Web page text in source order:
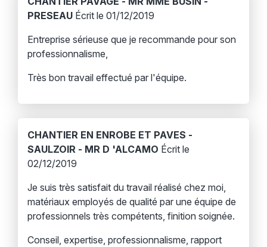
PRESEAU Écrit le 01/12/2019
Entreprise sérieuse que je recommande pour son
professionnalisme,
Très bon travail effectué par l'équipe.
CHANTIER EN ENROBE ET PAVES -
SAULZOIR - MR D 'ALCAMO Écrit le
02/12/2019
Je suis très satisfait du travail réalisé chez moi,
matériaux employés de qualité par une équipe de
professionnels très compétents, finition soignée.
Conseil, expertise, professionnalisme, rapport